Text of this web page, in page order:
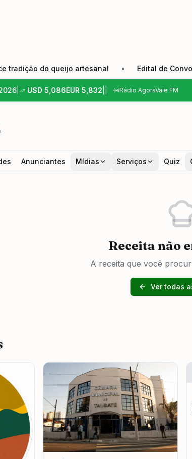
do queijo artesanal • Edital de
USD 5,086EUR 5,832 Rádio AgoraVale FM
Anunciantes Mídias Serviços Quiz
Receita não
A receita que você
Ver todas